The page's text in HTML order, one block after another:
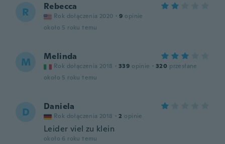
R Rebecca
Rok dołączenia 2020 · 9 opinie
około 5 roku temu
M Melinda
Rok dołączenia 2018 · 339 opinie · 320 przesłane
około 5 roku temu
D Daniela
Rok dołączenia 2018 · 2 opinie
Leider viel zu klein
około 6 roku temu